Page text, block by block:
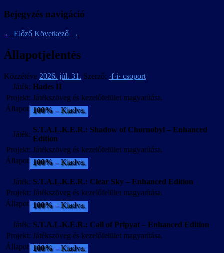
Bejegyzés navigáció
← Előző Következő →
Állapotjelentés
Közzétéve 2026. júl. 31. Szerző: ·f·i· csoport
Játék: Hades II
Projekt: Játékszöveg és kezelőfelület magyarítása.
Állapot: 100%– Kiadva.
Játék:
S.T.A.L.K.E.R.: Shadow of Chornobyl – Enhanced
Edition
Projekt: Játékszöveg és kezelőfelület magyarítása.
Állapot: 100%– Kiadva.
Játék: S.T.A.L.K.E.R.: Clear Sky – Enhanced Edition
Projekt: Játékszöveg és kezelőfelület magyarítása.
Állapot: 100%– Kiadva.
Játék: S.T.A.L.K.E.R.: Call of Pripyat – Enhanced Edition
Projekt: Játékszöveg és kezelőfelület magyarítása.
Állapot: 100%– Kiadva.